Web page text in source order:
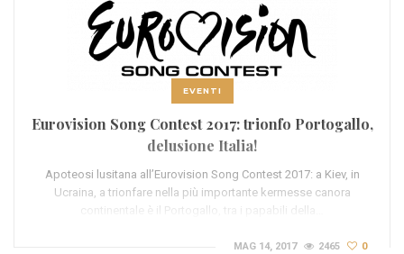
EVENTI
Eurovision Song Contest 2017: trionfo Portogallo,
delusione Italia!
Apoteosi lusitana all’Eurovision Song Contest 2017: a Kiev, in
Ucraina, a trionfare nella più importante kermesse canora
continentale è il Portogallo, tra i papabili della…
MAG 14, 2017 2465 0